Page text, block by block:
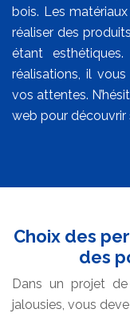
bois. Les
réaliser des
étant
réalisations, il
vos attentes.
web pour découvrir
Choix des
des
Dans un projet
jalousies, vous